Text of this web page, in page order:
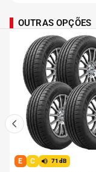
OUTRAS OPÇÕES
E C 71dB